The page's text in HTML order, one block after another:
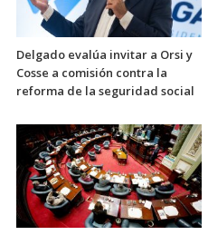
Delgado evalúa invitar a Orsi y
Cosse a comisión contra la
reforma de la seguridad social